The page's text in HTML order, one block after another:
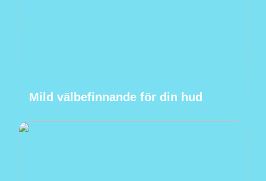
Mild välbefinnande för din hud